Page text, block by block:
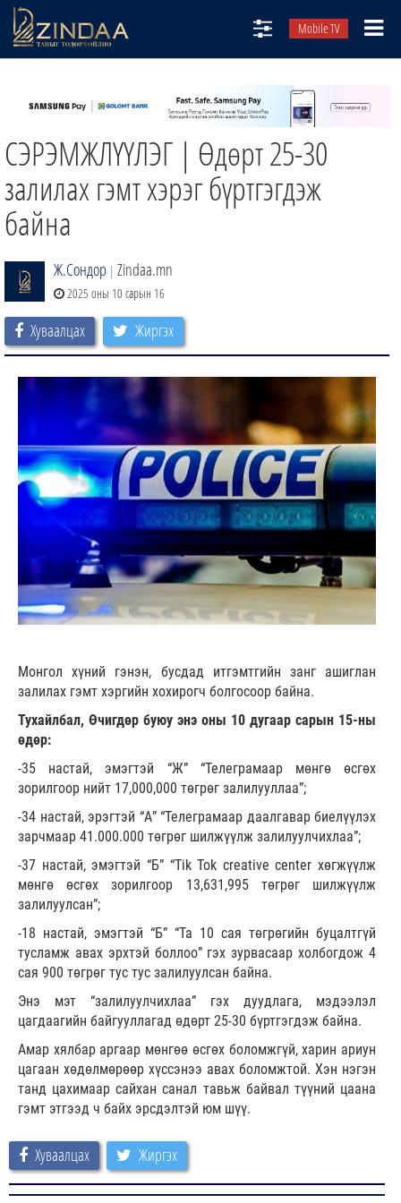
Mobile TV
ТВ8
ӨГЛӨӨНИЙ СОНИН
ЗИНДАА СЭТГҮҮЛ
СЭРЭМЖЛҮҮЛЭГ | Өдөрт 25-30
залилах гэмт хэрэг бүртгэгдэж
байна
Ж.Сондор | Zindaa.mn
2025 оны 10 сарын 16
Хуваалцах Жиргэх
Монгол хүний гэнэн, бусдад итгэмтгийн занг ашиглан
залилах гэмт хэргийн хохирогч болгосоор байна.
Тухайлбал, Өчигдөр буюу энэ оны 10 дугаар сарын 15-ны
өдөр:
-35 настай, эмэгтэй “Ж” “Телеграмаар мөнгө өсгөх
зорилгоор нийт 17,000,000 төгрөг залилууллаа”;
-34 настай, эрэгтэй “А” “Телеграмаар даалгавар биелүүлэх
зарчмаар 41.000.000 төгрөг шилжүүлж залилуулчихлаа”;
-37 настай, эмэгтэй “Б” “Tik Tok creative center хөгжүүлж
мөнгө өсгөх зорилгоор 13,631,995 төгрөг шилжүүлж
залилуулсан”;
-18 настай, эмэгтэй “Б” “Та 10 сая төгрөгийн буцалтгүй
тусламж авах эрхтэй боллоо” гэх зурвасаар холбогдож 4
сая 900 төгрөг тус тус залилуулсан байна.
Энэ мэт “залилуулчихлаа” гэх дуудлага, мэдээлэл
цагдаагийн байгууллагад өдөрт 25-30 бүртгэгдэж байна.
Амар хялбар аргаар мөнгөө өсгөх боломжгүй, харин ариун
цагаан хөдөлмөрөөр хүссэнээ авах боломжтой. Хэн нэгэн
танд цахимаар сайхан санал тавьж байвал түүний цаана
гэмт этгээд ч байх эрсдэлтэй юм шүү.
Хуваалцах Жиргэх